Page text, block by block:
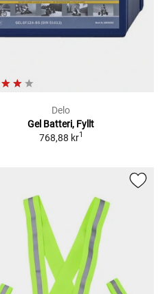
Delo
Gel Batteri, Fyllt
768,88 kr1